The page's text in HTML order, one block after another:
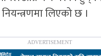
लिएको छ ।